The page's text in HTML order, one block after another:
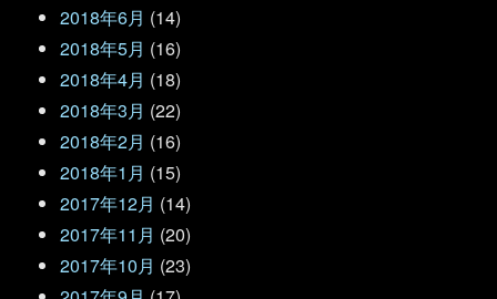
2018年6月 (14)
2018年5月 (16)
2018年4月 (18)
2018年3月 (22)
2018年2月 (16)
2018年1月 (15)
2017年12月 (14)
2017年11月 (20)
2017年10月 (23)